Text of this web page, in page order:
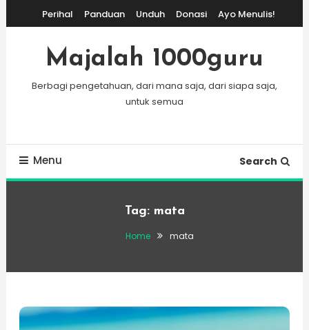
To
Content
Perihal Panduan Unduh Donasi Ayo Menulis!
Majalah 1000guru
Berbagi pengetahuan, dari mana saja, dari siapa saja,
untuk semua
Menu Search
Tag: mata
Home mata